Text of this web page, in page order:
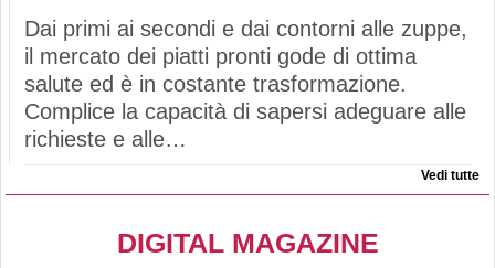
Dai primi ai secondi e dai contorni alle zuppe,
il mercato dei piatti pronti gode di ottima
salute ed è in costante trasformazione.
Complice la capacità di sapersi adeguare alle
richieste e alle…
Vedi tutte
DIGITAL MAGAZINE